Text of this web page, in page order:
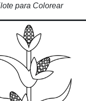
para Colorear